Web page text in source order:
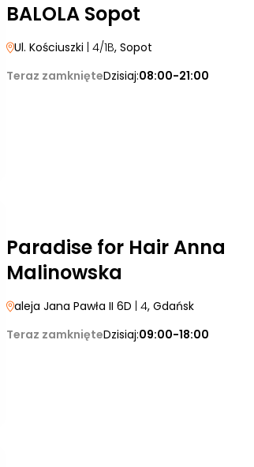
BALOLA Sopot
Ul. Kościuszki | 4/1B, Sopot
Teraz zamknięteDzisiaj:08:00-21:00
Paradise for Hair Anna
Malinowska
aleja Jana Pawła II 6D | 4, Gdańsk
Teraz zamknięteDzisiaj:09:00-18:00